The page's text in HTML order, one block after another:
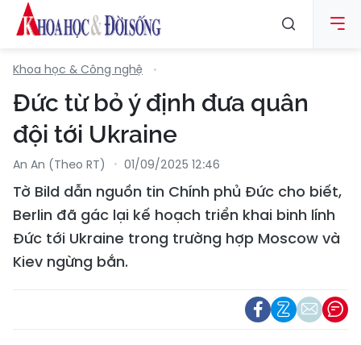
Khoa học & Công nghệ
Đức từ bỏ ý định đưa quân
đội tới Ukraine
An An (Theo RT) 01/09/2025 12:46
Tờ Bild dẫn nguồn tin Chính phủ Đức cho biết,
Berlin đã gác lại kế hoạch triển khai binh lính
Đức tới Ukraine trong trường hợp Moscow và
Kiev ngừng bắn.